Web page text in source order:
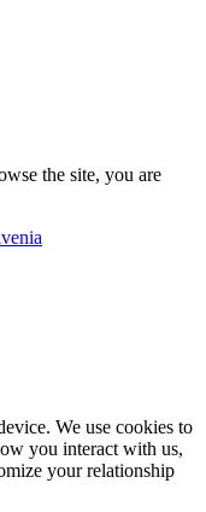
the site, you are
We use cookies to
you interact with us,
your relationship